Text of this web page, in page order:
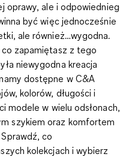
oprawy, ale i
być więc jednocześnie
ale również…wygodna.
zapamiętasz z tego
niewygodna kreacja
dostępne w C&A
kolorów, długości i
modele w wielu odsłonach,
szykiem oraz komfortem
co
kolekcjach i wybierz